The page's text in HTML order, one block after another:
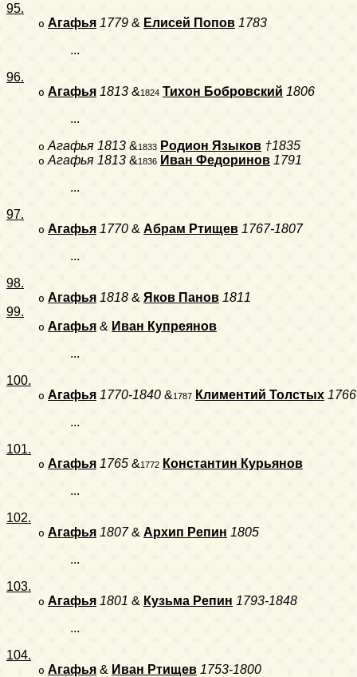
95.
o Агафья 1779 & Елисей Попов 1783
...
96.
o Агафья 1813 &1824 Тихон Бобровский 1806
...
o Агафья 1813 &1833 Родион Языков †1835
o Агафья 1813 &1836 Иван Федоринов 1791
...
97.
o Агафья 1770 & Абрам Ртищев 1767-1807
...
98.
o Агафья 1818 & Яков Панов 1811
99.
o Агафья & Иван Купреянов
...
100.
o Агафья 1770-1840 &1787 Климентий Толстых
...
101.
o Агафья 1765 &1772 Константин Курьянов
...
102.
o Агафья 1807& Архип Репин 1805
...
103.
o Агафья 1801 & Кузьма Репин 1793-1848
...
104.
o Агафья & Иван Ртищев 1753-1800